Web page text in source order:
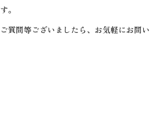
。
質問等ございましたら、お気軽にお問い